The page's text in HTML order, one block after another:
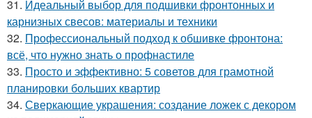
31. Идеальный выбор для подшивки фронтонных и
карнизных свесов: материалы и техники
32. Профессиональный подход к обшивке фронтона:
всё, что нужно знать о профнастиле
33. Просто и эффективно: 5 советов для грамотной
планировки больших квартир
34. Сверкающие украшения: создание ложек с декором